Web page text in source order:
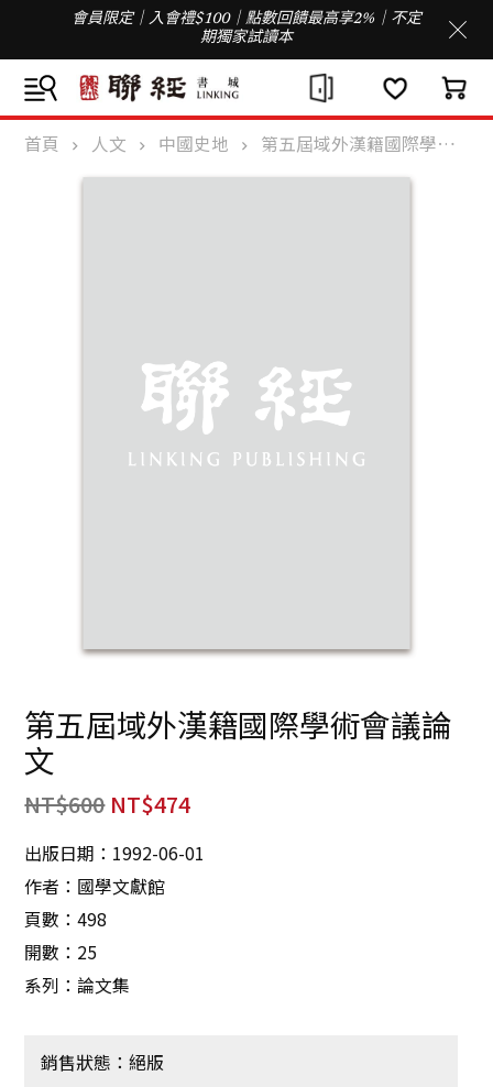
會員限定｜入會禮$100｜點數回饋最高享2%｜不定
期獨家試讀本
首頁 人文 中國史地 第五屆域外漢籍國際學術會議論文
第五屆域外漢籍國際學術會議論
文
NT$600 NT$474
出版日期：1992-06-01
作者：國學文獻館
頁數：498
開數：25
系列：論文集
銷售狀態：絕版